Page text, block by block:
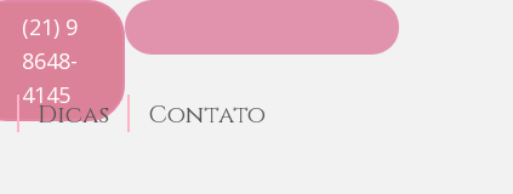
(21) 9
8648-
4145
Dicas Contato